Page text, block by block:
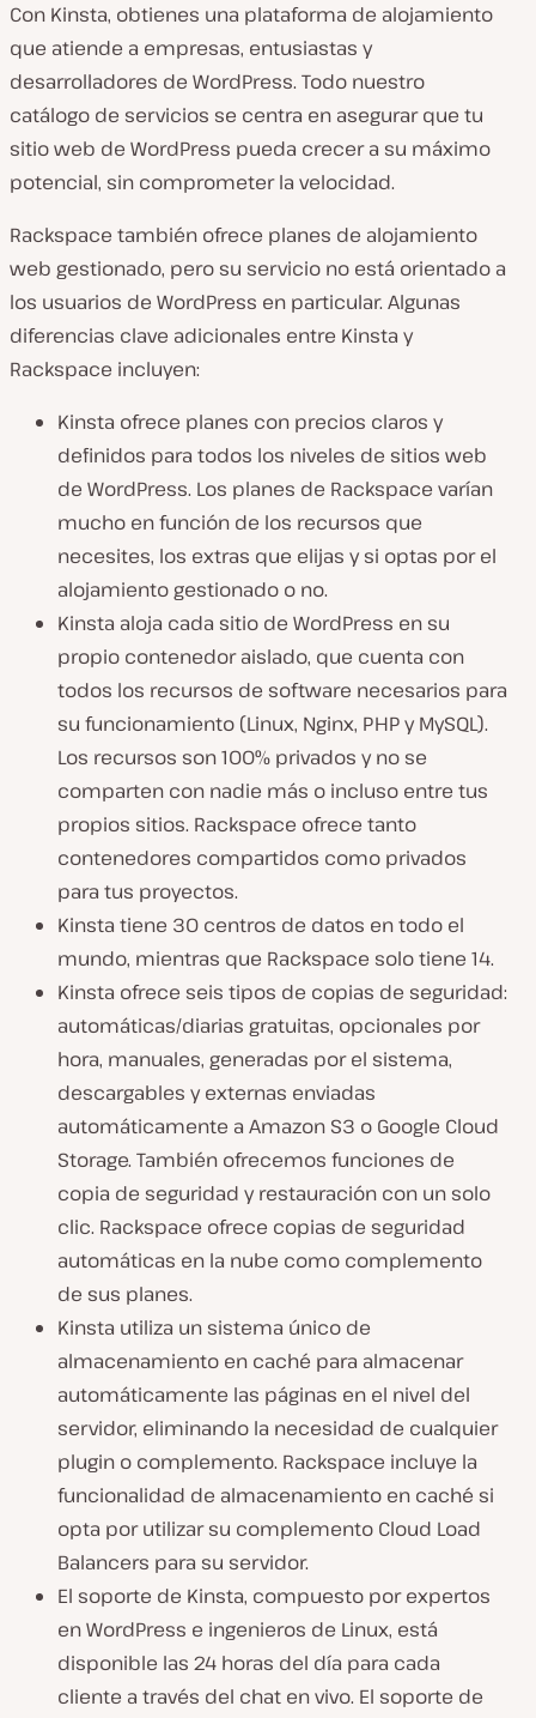
Con Kinsta, obtienes una plataforma de alojamiento
que atiende a empresas, entusiastas y
desarrolladores de WordPress. Todo nuestro
catálogo de servicios se centra en asegurar que tu
sitio web de WordPress pueda crecer a su máximo
potencial, sin comprometer la velocidad.
Rackspace también ofrece planes de alojamiento
web gestionado, pero su servicio no está orientado a
los usuarios de WordPress en particular. Algunas
diferencias clave adicionales entre Kinsta y
Rackspace incluyen:
Kinsta ofrece planes con precios claros y
definidos para todos los niveles de sitios web
de WordPress. Los planes de Rackspace varían
mucho en función de los recursos que
necesites, los extras que elijas y si optas por el
alojamiento gestionado o no.
Kinsta aloja cada sitio de WordPress en su
propio contenedor aislado, que cuenta con
todos los recursos de software necesarios para
su funcionamiento (Linux, Nginx, PHP y MySQL).
Los recursos son 100% privados y no se
comparten con nadie más o incluso entre tus
propios sitios. Rackspace ofrece tanto
contenedores compartidos como privados
para tus proyectos.
Kinsta tiene 30 centros de datos en todo el
mundo, mientras que Rackspace solo tiene 14.
Kinsta ofrece seis tipos de copias de seguridad:
automáticas/diarias gratuitas, opcionales por
hora, manuales, generadas por el sistema,
descargables y externas enviadas
automáticamente a Amazon S3 o Google Cloud
Storage. También ofrecemos funciones de
copia de seguridad y restauración con un solo
clic. Rackspace ofrece copias de seguridad
automáticas en la nube como complemento
de sus planes.
Kinsta utiliza un sistema único de
almacenamiento en caché para almacenar
automáticamente las páginas en el nivel del
servidor, eliminando la necesidad de cualquier
plugin o complemento. Rackspace incluye la
funcionalidad de almacenamiento en caché si
opta por utilizar su complemento Cloud Load
Balancers para su servidor.
El soporte de Kinsta, compuesto por expertos
en WordPress e ingenieros de Linux, está
disponible las 24 horas del día para cada
cliente a través del chat en vivo. El soporte de